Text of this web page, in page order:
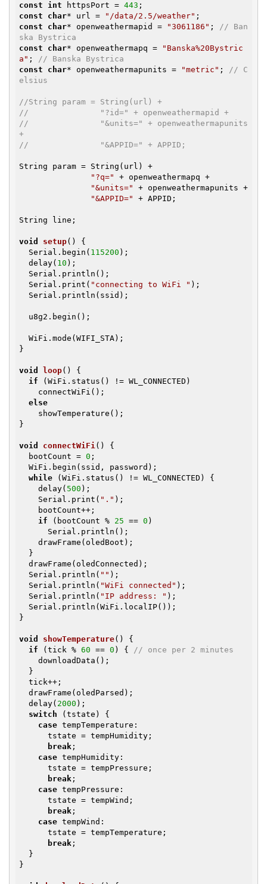
const
int httpsPort = 443
const
char* url = "/data/2.5/weather"
const
char* openweathermapid = "3061186" ; // Ban
ska Bystrica
const
char* openweathermapq =
"Banska%20Bystric
a" ; // Banska Bystrica
const
char* openweathermapunits = "metric" ; // C
elsius
//String param = String(url) +
//               "?id=" + openweathermapid +
//               "&units=" + openweathermapunits
+
//               "&APPID=" + APPID;
String param = String(url) +
"?q="
+ openweathermapq +
"&units="
+ openweathermapunits +
"&APPID="
+ APPID;
String line;
void setup()
{
  Serial.begin(
115200 );
  delay(
10 );
  Serial.print(
"connecting to WiFi " );
}
void loop()
{
if (WiFi.status() != WL_CONNECTED)
else
}
void connectWiFi()
{
  bootCount =
0 ;
while (WiFi.status() != WL_CONNECTED) {
    delay(
500 );
    Serial.print(
"." );
if (bootCount % 25 == 0 )
  Serial.println(
"" );
  Serial.println(
"WiFi connected" );
  Serial.println(
"IP address: " );
}
void showTemperature()
{
if (tick % 60 == 0 ) { // once per 2 minutes
  delay(
2000 );
switch (tstate) {
case tempTemperature:
break ;
case tempHumidity:
break ;
case tempPressure:
break ;
case tempWind:
break ;
}